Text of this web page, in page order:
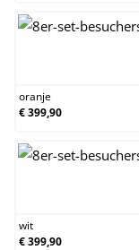
oranje
€ 399,90
wit
€ 399,90